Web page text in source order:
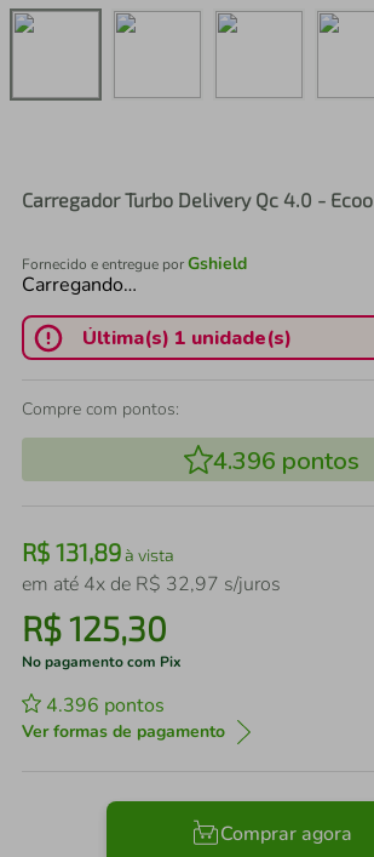
Carregador Turbo Delivery Qc 4.0 - Ecoo
Fornecido e entregue porGshield
Carregando…
Última(s) 1 unidade(s)
Compre com pontos:
4.396 pontos
R$ 131,89à vista
em até 4x de R$ 32,97 s/juros
R$125,30
No pagamento com Pix
4.396 pontos
Ver formas de pagamento
Comprar agora
perfume